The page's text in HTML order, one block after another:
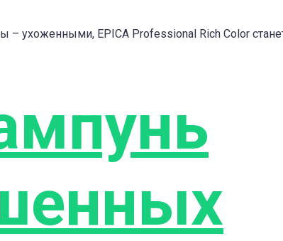
– ухоженными, EPICA Professional Rich Color